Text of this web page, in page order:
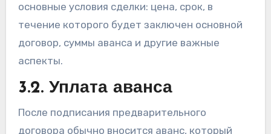
основные условия сделки: цена, срок, в
течение которого будет заключен основной
договор, суммы аванса и другие важные
аспекты.
3.2. Уплата аванса
После подписания предварительного
договора обычно вносится аванс, который